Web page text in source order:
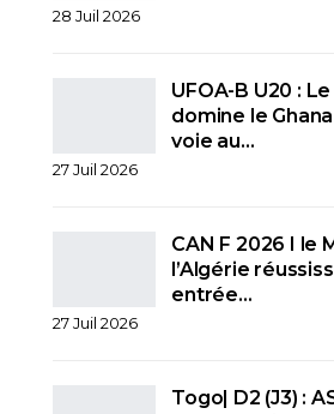
28 Juil 2026
UFOA-B U20 :
domine le
voie au…
27 Juil 2026
CAN F 2026 I le
l’Algérie
entrée…
27 Juil 2026
Togo| D2 (J3) :